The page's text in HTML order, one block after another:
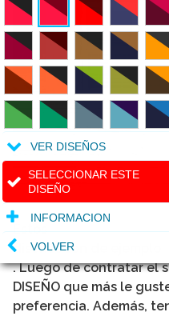
VER DISEÑOS
SELECCIONAR ESTE
DISEÑO
INFORMACION
VOLVER
Estos
diseños son de ejemplo
. Luego de contratar el
DISEÑO que más le
preferencia. Además,